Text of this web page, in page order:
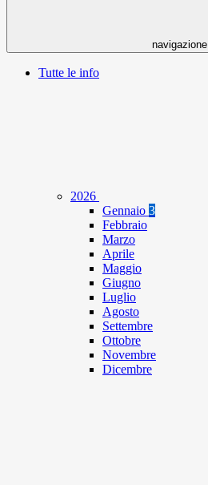
navigazione
Tutte le info
2026
Gennaio 3
Febbraio
Marzo
Aprile
Maggio
Giugno
Luglio
Agosto
Settembre
Ottobre
Novembre
Dicembre